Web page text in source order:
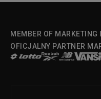
MEMBER OF
OFICJALNY PARTNER